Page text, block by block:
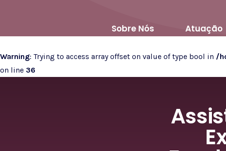
Sobre Nós Atuação
Warning: Trying to access array offset on value of type bool in /
on line 36